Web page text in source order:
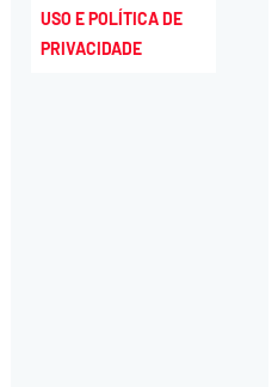
USO E POLÍTICA DE
PRIVACIDADE